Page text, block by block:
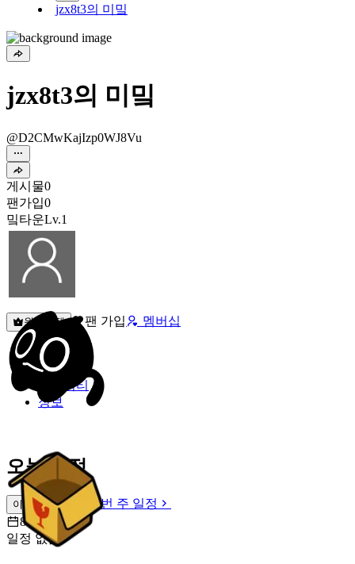
jzx8t3의 미밐
jzx8t3의 미밐
@D2CMwKajIzp0WJ8Vu
게시물0
팬가입0
밐타운Lv.1
원픽선택 팬 가입 멤버십
밐타운
피드
커뮤니티
정보
오늘 일정
이번 주 일정
이번 주 일정
8월 9일 [일]
일정 없음